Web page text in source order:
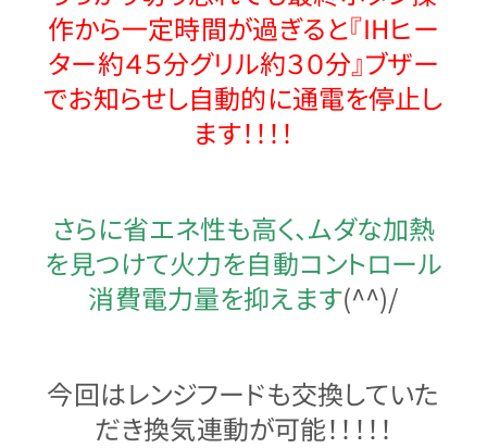
作から一定時間が過ぎると『IHヒー
ター約４５分グリル約３０分』ブザー
でお知らせし自動的に通電を停止し
ます！！！！
さらに省エネ性も高く、ムダな加熱
を見つけて火力を自動コントロール
消費電力量を抑えます(^^)/
今回はレンジフードも交換していた
だき換気連動が可能！！！！！